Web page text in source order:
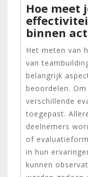
Hoe meet
binnen
Het meten van
van
belangrijk
beoordelen.
verschillende
toegepast.
deelnemers
of
in hun
kunnen